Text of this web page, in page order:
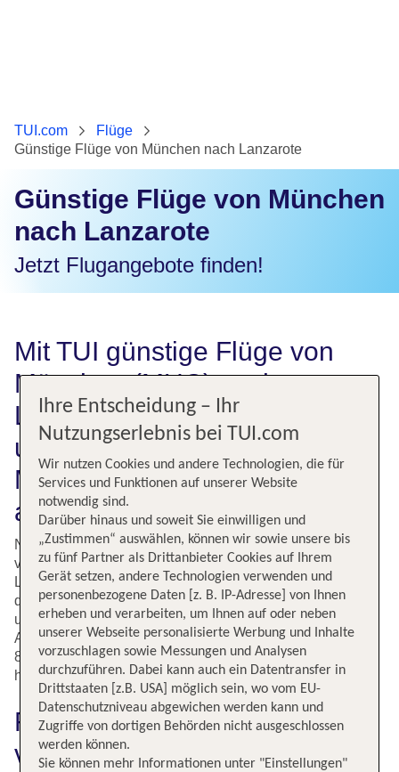
TUI.com
Flüge
Günstige Flüge von München nach Lanzarote
Günstige Flüge von München
nach Lanzarote
Jetzt Flugangebote finden!
Mit TUI günstige Flüge von
München (MUC) nach
Lanzarote (ACE) entdecken
und buchen: Dein Flug von
München nach Lanzarote zu
attraktiven Preisen
Nach nur viereinhalb Stunden reiner Flugzeit erreichst Du
vom Münchener Flughafen (MUC) aus die Sonneninsel
Lanzarote (ACE). Sichere Dir auf tui.com einen Flug zu
den besten Konditionen und entdecke die wunderschöne
und abwechslungsreiche kanarische Insel. Wassersport,
Aktivurlaub, Erholung oder Strandurlaub - auf den knapp
850 Quadratkilometern Fläche schlagen Urlauberherzen
höher.
Fluginformationen für Flüge
von München nach Lanzarote
Ihre Entscheidung – Ihr
Nutzungserlebnis bei TUI.com
Wir nutzen Cookies und andere Technologien, die für
Services und Funktionen auf unserer Website
notwendig sind.
Darüber hinaus und soweit Sie einwilligen und
„Zustimmen“ auswählen, können wir sowie unsere bis
zu fünf Partner als Drittanbieter Cookies auf Ihrem
Gerät setzen, andere Technologien verwenden und
personenbezogene Daten [z. B. IP-Adresse] von Ihnen
erheben und verarbeiten, um Ihnen auf oder neben
unserer Webseite personalisierte Werbung und Inhalte
vorzuschlagen sowie Messungen und Analysen
durchzuführen. Dabei kann auch ein Datentransfer in
Drittstaaten [z.B. USA] möglich sein, wo vom EU-
Datenschutzniveau abgewichen werden kann und
Zugriffe von dortigen Behörden nicht ausgeschlossen
werden können.
Sie können mehr Informationen unter "Einstellungen"